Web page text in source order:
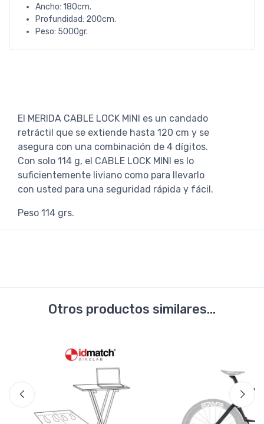
Ancho: 180cm.
Profundidad: 200cm.
Peso: 5000gr.
El MERIDA CABLE LOCK MINI es un candado
retráctil que se extiende hasta 120 cm y se
asegura con una combinación de 4 dígitos.
Con solo 114 g, el CABLE LOCK MINI es lo
suficientemente liviano como para llevarlo
con usted para una seguridad rápida y fácil.
Peso 114 grs.
Otros productos similares...